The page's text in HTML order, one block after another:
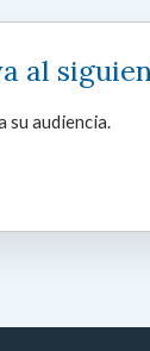
al
su audiencia.